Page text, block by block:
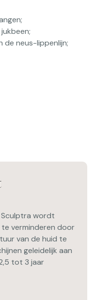
de neus-lippenlijn;
wordt
verminderen door
van de huid te
geleidelijk aan
tot 3 jaar